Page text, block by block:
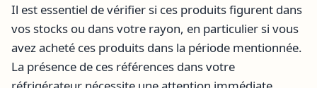
Il est essentiel de vérifier si ces produits figurent dans
vos stocks ou dans votre rayon, en particulier si vous
avez acheté ces produits dans la période mentionnée.
La présence de ces références dans votre